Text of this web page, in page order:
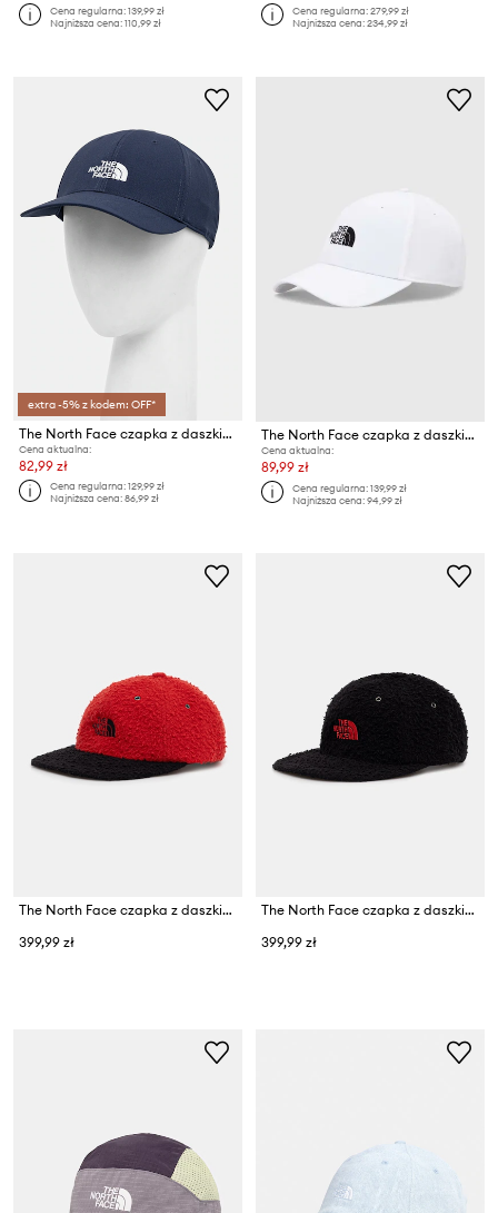
Cena regularna:139,99 zł
Najniższa cena:110,99 zł
Cena regularna:279,99 zł
Najniższa cena:234,99 zł
extra -5% z kodem: OFF*
The North Face czapka z daszkiem 66 Flashdry
Cena aktualna:
82,99 zł
Cena regularna:129,99 zł
Najniższa cena:86,99 zł
The North Face czapka z daszkiem Recycled 66 Classic Hat
Cena aktualna:
89,99 zł
Cena regularna:139,99 zł
Najniższa cena:94,99 zł
The North Face czapka z daszkiem The North Face x Casentino
399,99 zł
The North Face czapka z daszkiem wełniana The North Face x Casentino
399,99 zł